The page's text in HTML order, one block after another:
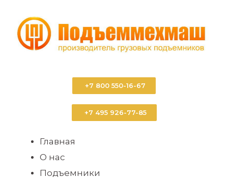
+7 800 550-16-67
+7 495 926-77-85
Главная
О нас
Подъемники